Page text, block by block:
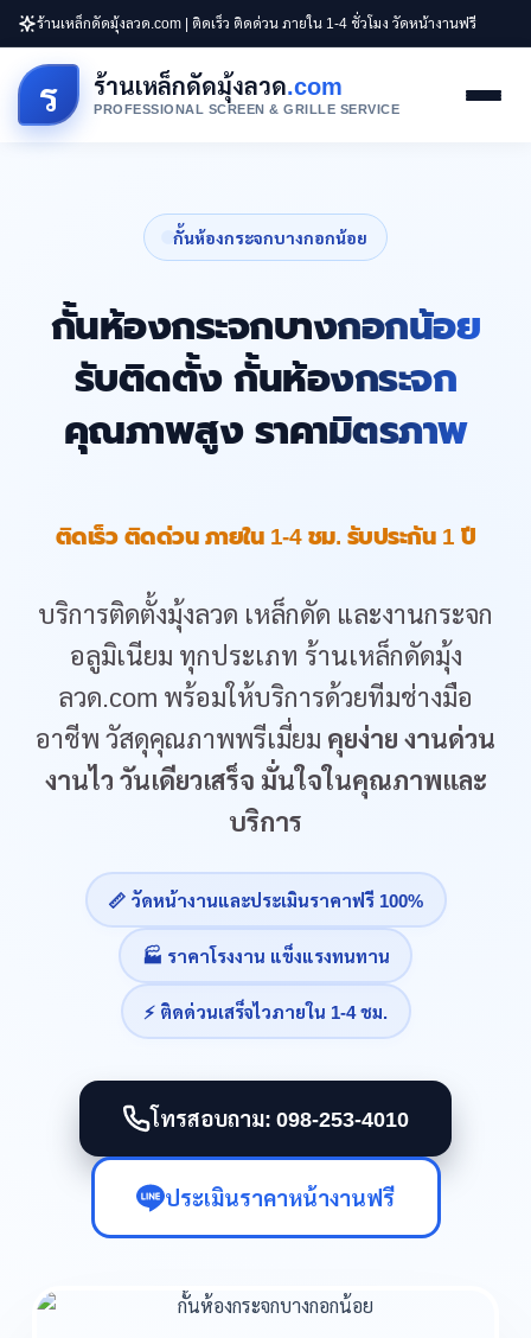
ร้านเหล็กดัดมุ้งลวด.com | ติดเร็ว ติดด่วน ภายใน 1-4 ชั่วโมง วัดหน้างานฟรี
ร ร้านเหล็กดัดมุ้งลวด.com
PROFESSIONAL SCREEN & GRILLE SERVICE
กั้นห้องกระจกบางกอกน้อย
กั้นห้องกระจกบางกอกน้อย
รับติดตั้ง กั้นห้องกระจก
คุณภาพสูง ราคามิตรภาพ
ติดเร็ว ติดด่วน ภายใน 1-4 ชม. รับประกัน 1 ปี
บริการติดตั้งมุ้งลวด เหล็กดัด และงานกระจก
อลูมิเนียม ทุกประเภท ร้านเหล็กดัดมุ้ง
ลวด.com พร้อมให้บริการด้วยทีมช่างมือ
อาชีพ วัสดุคุณภาพพรีเมี่ยม คุยง่าย งานด่วน
งานไว วันเดียวเสร็จ มั่นใจในคุณภาพและ
บริการ
📏 วัดหน้างานและประเมินราคาฟรี 100%
🏭 ราคาโรงงาน แข็งแรงทนทาน
⚡ ติดด่วนเสร็จไวภายใน 1-4 ชม.
โทรสอบถาม: 098-253-4010
ประเมินราคาหน้างานฟรี